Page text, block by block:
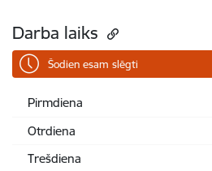
Darba laiks
Šodien esam slēgti
Pirmdiena
Otrdiena
Trešdiena